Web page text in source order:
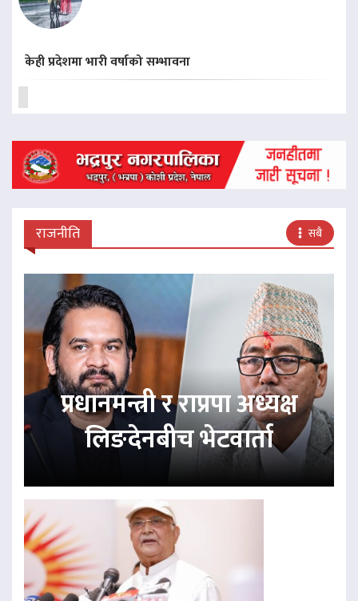
केही प्रदेशमा भारी वर्षाको सम्भावना
राजनीति सबै
प्रधानमन्त्री र राप्रपा अध्यक्ष
लिङदेनबीच भेटवार्ता